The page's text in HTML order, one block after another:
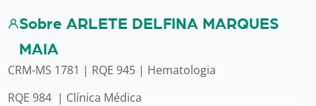
Sobre ARLETE DELFINA MARQUES
MAIA
CRM-MS 1781 | RQE 945 | Hematologia
RQE 984 | Clínica Médica